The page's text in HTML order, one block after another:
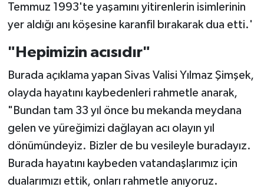
Temmuz 1993'te yaşamını yitirenlerin isimlerinin
yer aldığı anı köşesine karanfil bırakarak dua etti.'
"Hepimizin acısıdır"
Burada açıklama yapan Sivas Valisi Yılmaz Şimşek,
olayda hayatını kaybedenleri rahmetle anarak,
"Bundan tam 33 yıl önce bu mekanda meydana
gelen ve yüreğimizi dağlayan acı olayın yıl
dönümündeyiz. Bizler de bu vesileyle buradayız.
Burada hayatını kaybeden vatandaşlarımız için
dualarımızı ettik, onları rahmetle anıyoruz.